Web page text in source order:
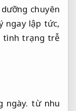
dưỡng chuyên
ngay lập tức,
tình trạng trễ
ngày. từ nhu